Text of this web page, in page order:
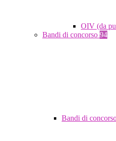
OIV (da
Bandi di concorso 94
Bandi di